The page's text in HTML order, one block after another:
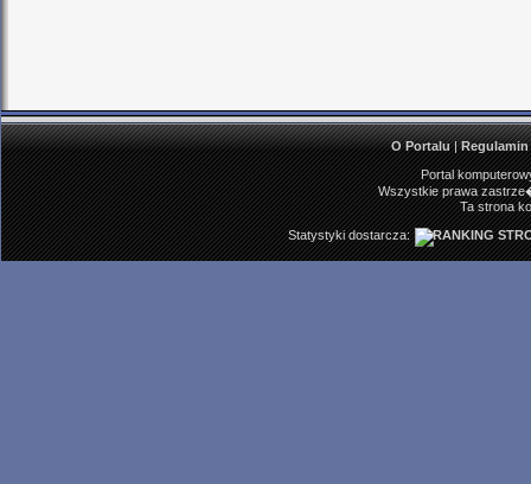
O Portalu|Regulamin
Portal
Wszystkie prawa
Ta strona
Statystyki dostarcza: